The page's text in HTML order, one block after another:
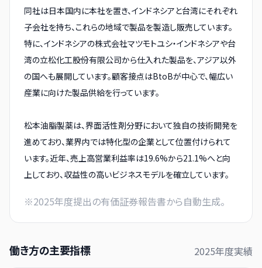
同社は日本国内に本社を置き、インドネシアと台湾にそれぞれ
子会社を持ち、これらの地域で製品を製造し販売しています。
特に、インドネシアの株式会社マツモトユシ・インドネシアや台
湾の立松化工股份有限公司から仕入れた製品を、アジア以外
の国へも展開しています。顧客接点はBtoBが中心で、幅広い
産業に向けた製品供給を行っています。
松本油脂製薬は、界面活性剤分野において独自の技術開発を
進めており、業界内では特化型の企業として位置付けられて
います。近年、売上高営業利益率は19.6%から21.1%へと向
上しており、収益性の高いビジネスモデルを確立しています。
※2025年度提出の有価証券報告書から自動生成。
働き方の主要指標 2025年度実績